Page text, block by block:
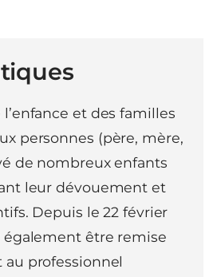
et des familles
personnes (père, mère,
de nombreux enfants
leur dévouement et
Depuis le 22 février
également être remise
au professionnel